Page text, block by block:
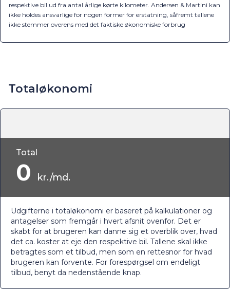
respektive bil ud fra antal årlige kørte kilometer. Andersen & Martini kan
ikke holdes ansvarlige for nogen former for erstatning, såfremt tallene
ikke stemmer overens med det faktiske økonomiske forbrug
Totaløkonomi
Udgifterne i totaløkonomi er baseret på kalkulationer og
antagelser som fremgår i hvert afsnit ovenfor. Det er
skabt for at brugeren kan danne sig et overblik over, hvad
det ca. koster at eje den respektive bil. Tallene skal ikke
betragtes som et tilbud, men som en rettesnor for hvad
brugeren kan forvente. For forespørgsel om endeligt
tilbud, benyt da nedenstående knap.
Total
0 kr./md.